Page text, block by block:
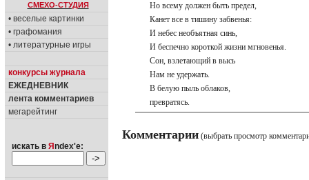
СМЕХО-СТУДИЯ
• веселые картинки
• графомания
• литературные игры
конкурсы журнала
ЕЖЕДНЕВНИК
лента комментариев
мегарейтинг
искать в Я ndex'е:
Но всему должен быть предел,
Канет все в тишину забвенья:
И небес необъятная синь,
И беспечно короткой жизни мгновенья.
Сон, взлетающий в высь
Нам не удержать.
В белую пыль облаков,
превратясь.
Комментарии (выбрать просмотр